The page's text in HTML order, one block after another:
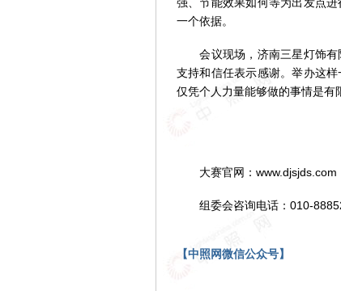
一个依据。
会议现场，济南三星灯饰有
支持和信任表示感谢。举办这
仅凭个人力量能够做的事情是有
大赛官网：www.djsjds.com
组委会咨询电话：010-
【中照网微信公众号】